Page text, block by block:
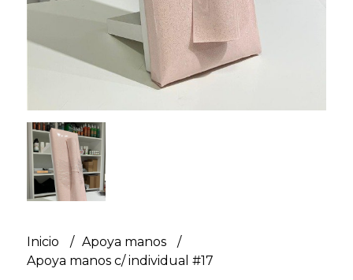
Inicio
Apoya manos
Apoya manos c/ individual #17